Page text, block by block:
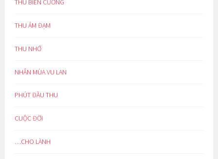
THU BIÊN CƯƠNG
THU ẢM ĐẠM
THU NHỚ
NHÂN MÙA VU LAN
PHÚT ĐẦU THU
CUỘC ĐỜI
…CHO LÀNH